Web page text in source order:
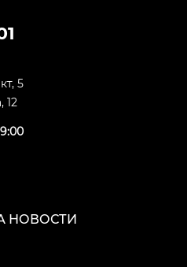
5
12
НОВОСТИ